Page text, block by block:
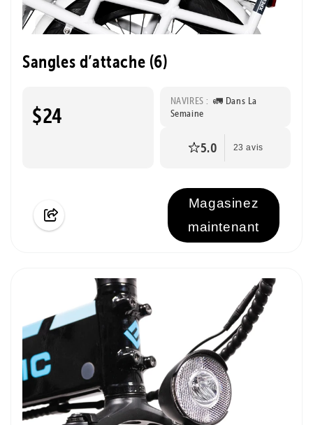
Sangles d’attache (6)
$24
NAVIRES : 🚛 Dans La
Semaine
5.0 23 avis
Magasinez
maintenant